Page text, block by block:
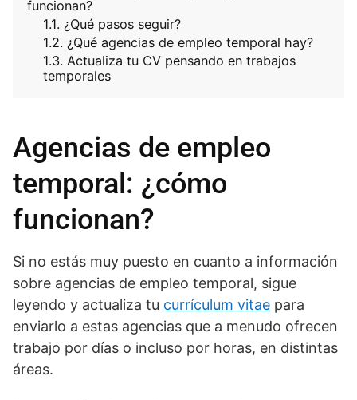
funcionan?
¿Qué pasos seguir?
¿Qué agencias de empleo temporal hay?
Actualiza tu CV pensando en trabajos
temporales
Agencias de empleo
temporal: ¿cómo
funcionan?
Si no estás muy puesto en cuanto a información
sobre agencias de empleo temporal, sigue
leyendo y actualiza tu currículum vitae para
enviarlo a estas agencias que a menudo ofrecen
trabajo por días o incluso por horas, en distintas
áreas.